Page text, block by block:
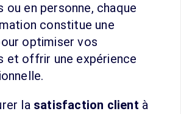
ou en personne, chaque
constitue une
optimiser vos
et offrir une expérience
la satisfaction client à